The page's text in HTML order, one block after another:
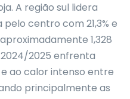
A região sul lidera
pelo centro com 21,3% e
1,328
2025 enfrenta
ao calor intenso entre
principalmente as